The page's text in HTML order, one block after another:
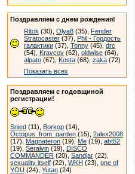
Поздравляем с днем рождения!
Ritok (30), Olya8 (35), Fender
Stratocaster (37), Phil - Гордость
галактики (37), Tonny (45), drc
(54), Kravcov (62), oldwise (64),
alpato (67), Kosta (68), zaka (72)
Показать всех
Поздравляем с годовщиной
регистрации!
Snied (11), Borkop (14),
Octopus_from_garden (15), 2alex2008
(17), Magnateron (19), Me (19), abt52
(19), Seralvin (19), DISCO
COMMANDER (20), Sandjar (22),
sexuality itself (22), WKH (23), one of
YOU (24), Yutan (24)